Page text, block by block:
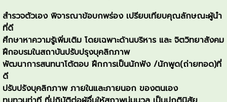
สำรวจตัวเอง พิจารณาข้อบกพร่อง เปรียบเทียบคุณลักษณะผู้นำ
ที่ดี
ศึกษาหาความรู้เพิ่มเติม โดยเฉพาะด้านบริหาร และ จิตวิทยาสังคม
ฝึกอบรมในสถาบันปรับปรุงบุคลิกภาพ
พัฒนาการสนทนาโต้ตอบ ฝึกการเป็นนักฟัง /นักพูด(ถ่ายทอด)ที่
ดี
ปรับปรังบุคลิกภาพ ภายในและภายนอก ของตนเอง